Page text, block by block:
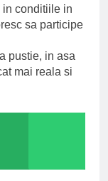
in conditiile in
sa participe
pustie, in asa
mai reala si